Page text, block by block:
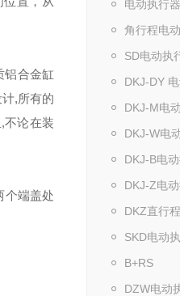
电动执行
角行程电
SD电动执
DKJ-DY
DKJ-M电
DKJ-W电
DKJ-B电
DKJ-Z电
DKZ直行
SKD电动
B+RS
DZW电动
合金缸
,所有的
论在装
个端盖处